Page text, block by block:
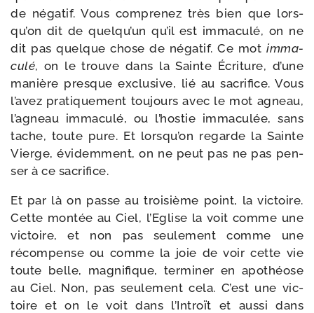
de néga­tif. Vous com­pre­nez très bien que lors­
qu’on dit de quel­qu’un qu’il est imma­cu­lé, on ne
dit pas quelque chose de néga­tif. Ce mot imma­
cu­lé, on le trouve dans la Sainte Écriture, d’une
manière presque exclu­sive, lié au sacri­fice. Vous
l’a­vez pra­ti­que­ment tou­jours avec le mot agneau,
l’a­gneau imma­cu­lé, ou l’hos­tie imma­cu­lée, sans
tache, toute pure. Et lors­qu’on regarde la Sainte
Vierge, évi­dem­ment, on ne peut pas ne pas pen­
ser à ce sacrifice.
Et par là on passe au troi­sième point, la vic­toire.
Cette mon­tée au Ciel, l’Eglise la voit comme une
vic­toire, et non pas seule­ment comme une
récom­pense ou comme la joie de voir cette vie
toute belle, magni­fique, ter­mi­ner en apo­théose
au Ciel. Non, pas seule­ment cela. C’est une vic­
toire et on le voit dans l’Introït et aus­si dans